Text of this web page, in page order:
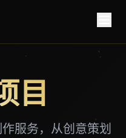
目
服务，从创意策划